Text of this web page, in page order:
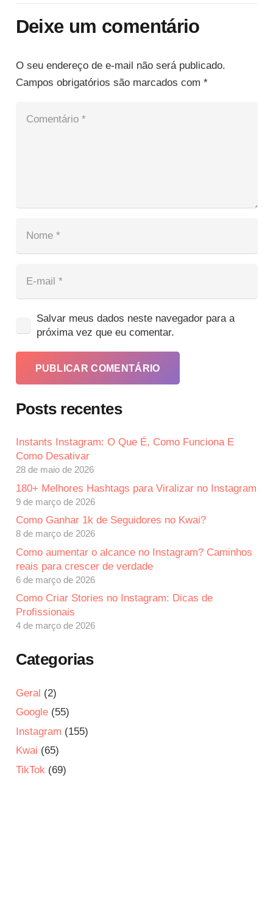
Deixe um comentário
O seu endereço de e-mail não será publicado.
Campos obrigatórios são marcados com *
Salvar meus dados neste navegador para a
próxima vez que eu comentar.
PUBLICAR COMENTÁRIO
Posts recentes
Instants Instagram: O Que É, Como Funciona E
Como Desativar
28 de maio de 2026
180+ Melhores Hashtags para Viralizar no Instagram
9 de março de 2026
Como Ganhar 1k de Seguidores no Kwai?
8 de março de 2026
Como aumentar o alcance no Instagram? Caminhos
reais para crescer de verdade
6 de março de 2026
Como Criar Stories no Instagram: Dicas de
Profissionais
4 de março de 2026
Categorias
Geral (2)
Google(55)
Instagram (155)
Kwai (65)
TikTok(69)